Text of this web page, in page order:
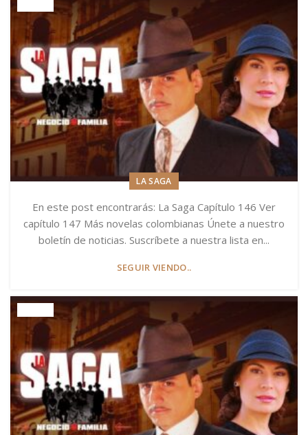
LA SAGA
En este post encontrarás: La Saga Capítulo 146 Ver
capítulo 147 Más novelas colombianas Únete a nuestro
boletín de noticias. Suscríbete a nuestra lista en...
SEGUIR VIENDO..